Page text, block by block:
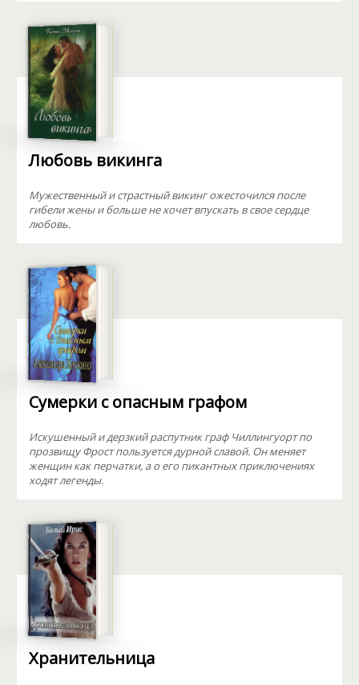
Любовь викинга
Мужественный и страстный викинг ожесточился после
гибели жены и больше не хочет впускать в свое сердце
любовь.
Сумерки с опасным графом
Искушенный и дерзкий распутник граф Чиллингуорт по
прозвищу Фрост пользуется дурной славой. Он меняет
женщин как перчатки, а о его пикантных приключениях
ходят легенды.
Хранительница